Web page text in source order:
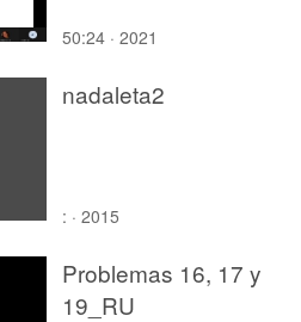
50:24 · 2021
nadaleta2
: · 2015
Problemas 16, 17 y
19_RU